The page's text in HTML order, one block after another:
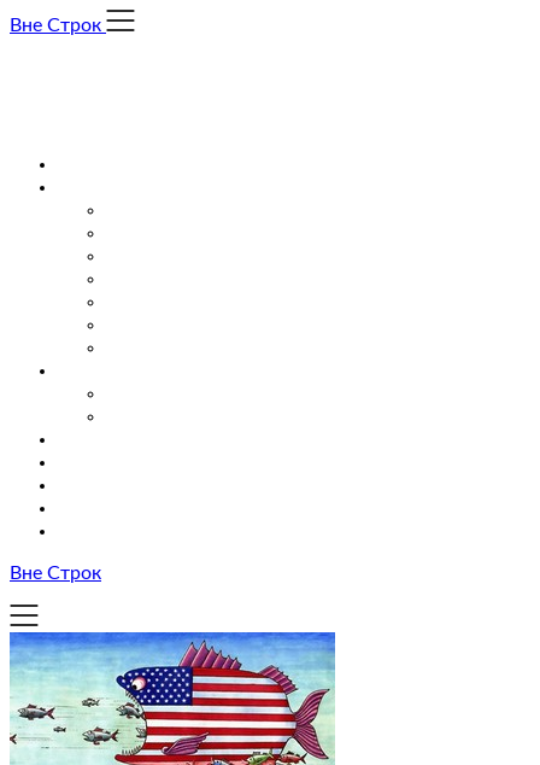
Skip
Вне Строк
Вне Строк